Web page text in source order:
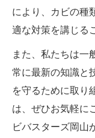
により、カビの種
適な対策を講じる
また、私たちは一
常に最新の知識と
を守るために取り
は、ぜひお気軽に
ビバスターズ岡山